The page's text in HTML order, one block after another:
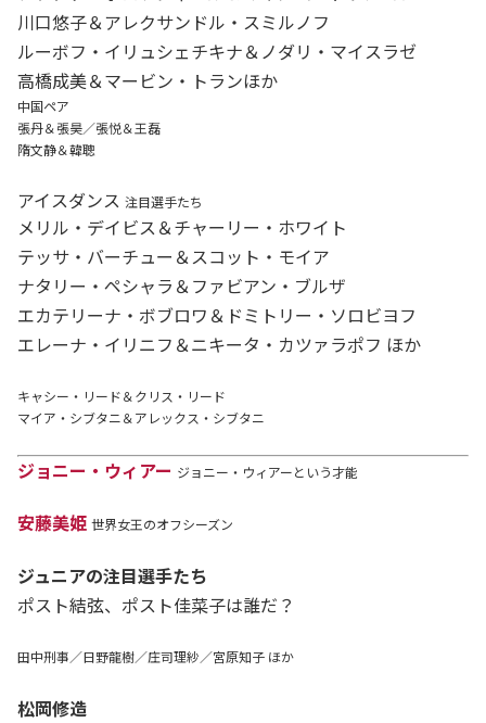
川口悠子＆アレクサンドル・スミルノフ
ルーボフ・イリュシェチキナ＆ノダリ・マイスラゼ
高橋成美＆マービン・トランほか
中国ペア
張丹＆張昊／張悦＆王磊
隋文静＆韓聰
アイスダンス 注目選手たち
メリル・デイビス＆チャーリー・ホワイト
テッサ・バーチュー＆スコット・モイア
ナタリー・ペシャラ＆ファビアン・ブルザ
エカテリーナ・ボブロワ＆ドミトリー・ソロビヨフ
エレーナ・イリニフ＆ニキータ・カツァラポフ ほか
キャシー・リード＆クリス・リード
マイア・シブタニ＆アレックス・シブタニ
ジョニー・ウィアー ジョニー・ウィアーという才能
安藤美姫 世界女王のオフシーズン
ジュニアの注目選手たち
ポスト結弦、ポスト佳菜子は誰だ？
田中刑事／日野龍樹／庄司理紗／宮原知子 ほか
松岡修造